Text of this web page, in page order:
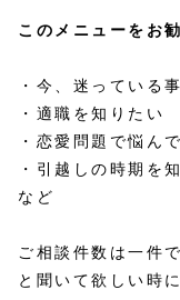
このメニューをお
・今、迷っている
・適職を知りたい
・恋愛問題で悩ん
・引越しの時期を
など
ご相談件数は一件
と聞いて欲しい時